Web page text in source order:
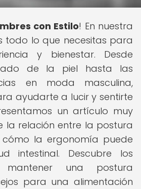
con Estilo! En nuestra
todo lo que necesitas para
y bienestar. Desde
de la piel hasta las
en moda masculina,
ayudarte a lucir y sentirte
un artículo muy
la relación entre la postura
la ergonomía puede
intestinal. Descubre los
una postura
para una alimentación